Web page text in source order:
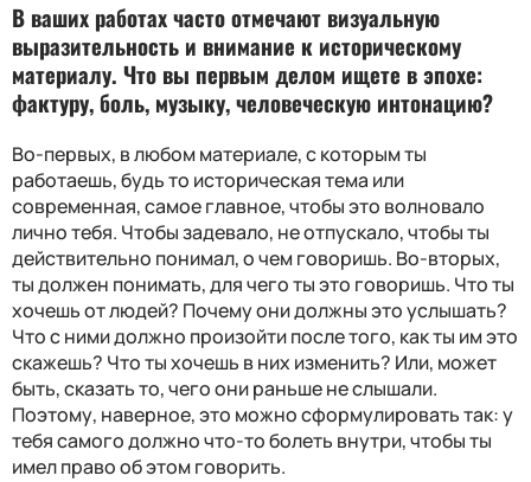
В ваших работах часто отмечают визуальную
выразительность и внимание к историческому
материалу. Что вы первым делом ищете в эпохе:
фактуру, боль, музыку, человеческую интонацию?
Во-первых, в любом материале, с которым ты
работаешь, будь то историческая тема или
современная, самое главное, чтобы это волновало
лично тебя. Чтобы задевало, не отпускало, чтобы ты
действительно понимал, о чем говоришь. Во-вторых,
ты должен понимать, для чего ты это говоришь. Что ты
хочешь от людей? Почему они должны это услышать?
Что с ними должно произойти после того, как ты им это
скажешь? Что ты хочешь в них изменить? Или, может
быть, сказать то, чего они раньше не слышали.
Поэтому, наверное, это можно сформулировать так: у
тебя самого должно что-то болеть внутри, чтобы ты
имел право об этом говорить.